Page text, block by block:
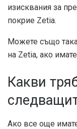
изисквания за
покрие Zetia.
Можете също
на Zetia, ако
Какви
Ако все още